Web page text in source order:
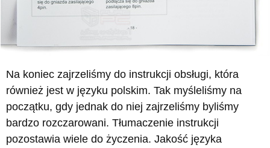
Na koniec zajrzeliśmy do instrukcji obsługi, która
również jest w języku polskim. Tak myśleliśmy na
początku, gdy jednak do niej zajrzeliśmy byliśmy
bardzo rozczarowani. Tłumaczenie instrukcji
pozostawia wiele do życzenia. Jakość języka